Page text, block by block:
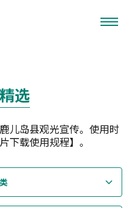
选
儿岛县观光宣传。使用时
下载使用规程】。